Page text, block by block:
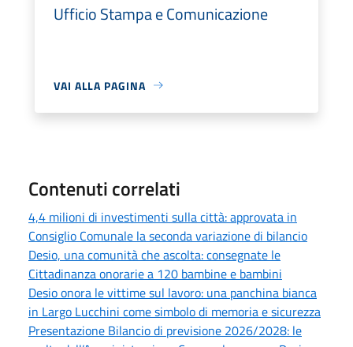
Ufficio Stampa e Comunicazione
VAI ALLA PAGINA
Contenuti correlati
4,4 milioni di investimenti sulla città: approvata in
Consiglio Comunale la seconda variazione di bilancio
Desio, una comunità che ascolta: consegnate le
Cittadinanza onorarie a 120 bambine e bambini
Desio onora le vittime sul lavoro: una panchina bianca
in Largo Lucchini come simbolo di memoria e sicurezza
Presentazione Bilancio di previsione 2026/2028: le